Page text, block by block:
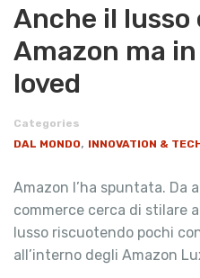
Anche il lusso
Amazon ma
loved
Categories
DAL MONDO, INNOVATION &
Amazon l’ha spuntata. Da
commerce cerca di stilare
lusso riscuotendo pochi
all’interno degli Amazon